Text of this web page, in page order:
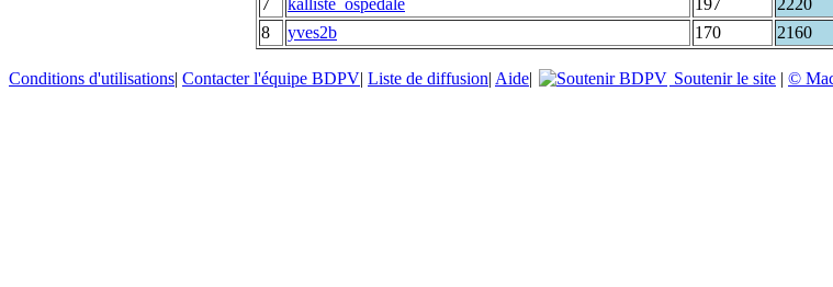
8
yves2b 170 2160
Conditions d'utilisations| Contacter l'équipe BDPV| Liste de diffusion| Aide| Soutenir le site | ©